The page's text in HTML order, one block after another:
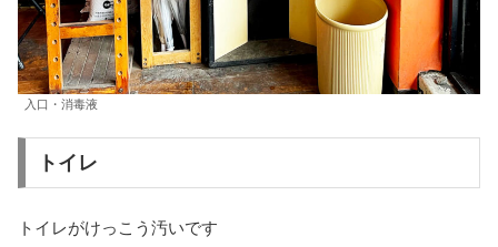
入口・消毒液
トイレ
トイレがけっこう汚いです